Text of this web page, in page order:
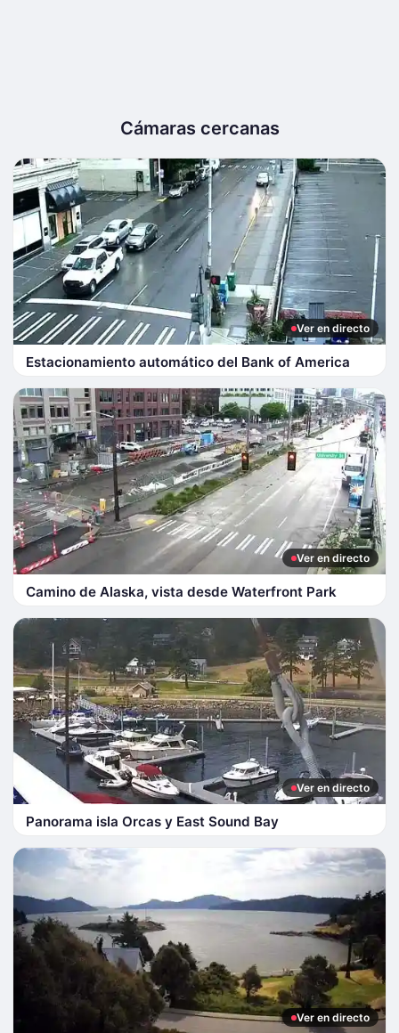
Cámaras cercanas
Ver en directo
Estacionamiento automático del Bank of America
Ver en directo
Camino de Alaska, vista desde Waterfront Park
Ver en directo
Panorama isla Orcas y East Sound Bay
Ver en directo